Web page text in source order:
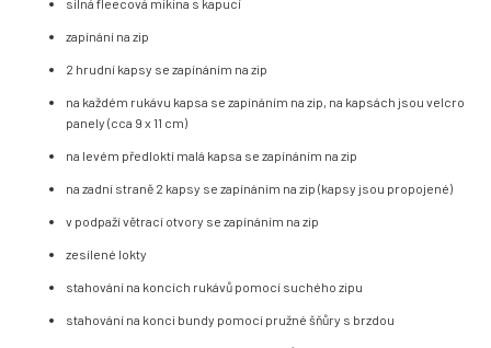
silná fleecová mikina s kapucí
zapínání na zip
2 hrudní kapsy se zapínáním na zip
na každém rukávu kapsa se zapínáním na zip, na kapsách jsou velcro
panely (cca 9 x 11 cm)
na levém předloktí malá kapsa se zapínáním na zip
na zadní straně 2 kapsy se zapínáním na zip (kapsy jsou propojené)
v podpaží větrací otvory se zapínáním na zip
zesílené lokty
stahování na koncích rukávů pomocí suchého zipu
stahování na konci bundy pomocí pružné šňůry s brzdou